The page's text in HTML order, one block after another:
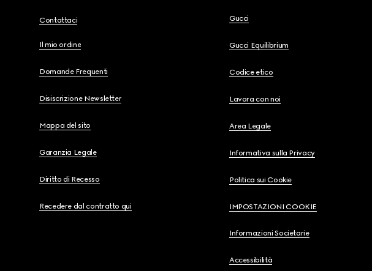
Contattaci
Il mio ordine
Domande Frequenti
Disiscrizione Newsletter
Mappa del sito
Garanzia Legale
Diritto di Recesso
Recedere dal contratto qui
Gucci
Gucci Equilibrium
Codice etico
Lavora con noi
Area Legale
Informativa sulla Privacy
Politica sui Cookie
IMPOSTAZIONI COOKIE
Informazioni Societarie
Accessibilità